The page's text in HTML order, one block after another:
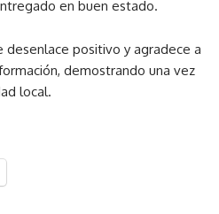
en buen estado.
positivo y agradece a
demostrando una vez
local.